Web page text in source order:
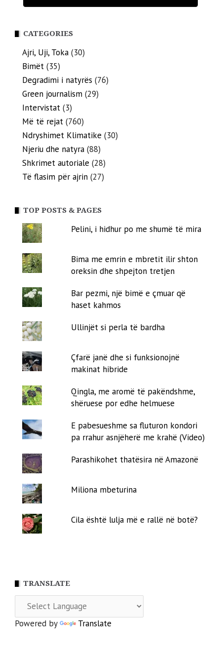
CATEGORIES
Ajri, Uji, Toka (30)
Bimët (35)
Degradimi i natyrës (76)
Green journalism (29)
Intervistat (3)
Më të rejat (760)
Ndryshimet Klimatike (30)
Njeriu dhe natyra (88)
Shkrimet autoriale (28)
Të flasim për ajrin (27)
TOP POSTS & PAGES
Pelini, i hidhur po me shumë të mira
Bima me emrin e mbretit ilir shton
oreksin dhe shpejton tretjen
Bar pezmi, një bimë e çmuar që
haset kahmos
Ullinjët si perla të bardha
Çfarë janë dhe si funksionojnë
makinat hibride
Qingla, me aromë të pakëndshme,
shëruese por edhe helmuese
E pabesueshme sa fluturon kondori
pa rrahur asnjëherë me krahë (Video)
Parashikohet thatësira në Amazonë
Miliona mbeturina
Cila është lulja më e rallë në botë?
TRANSLATE
Powered by Translate